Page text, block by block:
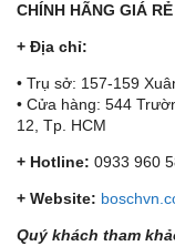
CHÍNH HÃNG GIÁ RẺ
+ Địa chỉ:
• Trụ sở: 157-159
• Cửa hàng: 544
12, Tp. HCM
+ Hotline: 0933 960
+ Website:
Quý khách tham